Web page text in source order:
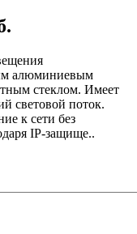
алюминиевым
стеклом. Имеет
световой поток.
к сети без
IP-защище..